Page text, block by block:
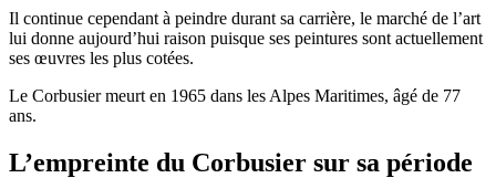
Il continue cependant à peindre durant sa carrière, le marché de l’art
lui donne aujourd’hui raison puisque ses peintures sont actuellement
ses œuvres les plus cotées.
Le Corbusier meurt en 1965 dans les Alpes Maritimes, âgé de 77
ans.
L’empreinte du Corbusier sur sa période